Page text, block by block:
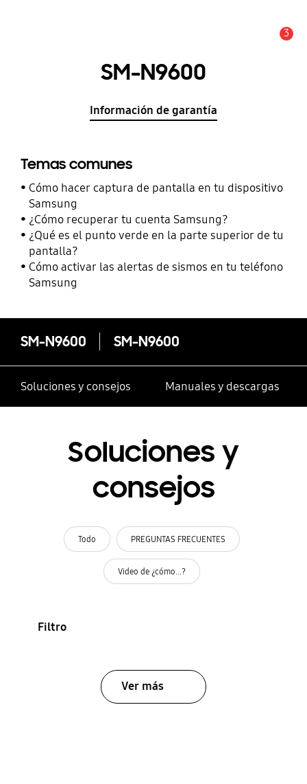
3
SM-N9600
Información de garantía
Temas comunes
Cómo hacer captura de pantalla en tu dispositivo
Samsung
¿Cómo recuperar tu cuenta Samsung?
¿Qué es el punto verde en la parte superior de tu
pantalla?
Cómo activar las alertas de sismos en tu teléfono
Samsung
SM-N9600 SM-N9600
Soluciones y consejos Manuales y descargas
Soluciones y
consejos
Todo PREGUNTAS FRECUENTES
Video de ¿cómo...?
Filtro
Ver más